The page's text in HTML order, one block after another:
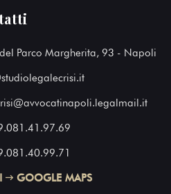
Parco Margherita, 93 - Napoli
GOOGLE MAPS